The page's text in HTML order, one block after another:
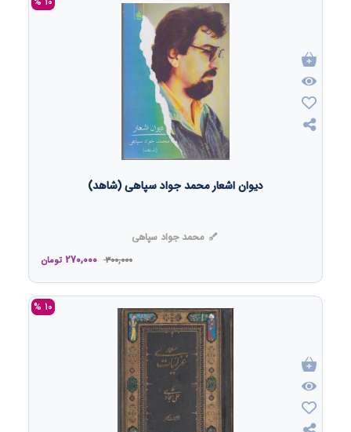
دیوان اشعار محمد جواد سپاهی (شاهد)
محمد جواد سپاهی
300,000
270,000 تومان
10 %